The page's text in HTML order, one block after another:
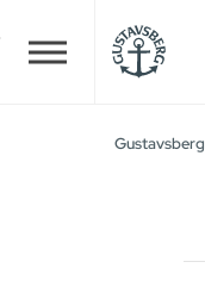
Skip to main content
Gustavsberg